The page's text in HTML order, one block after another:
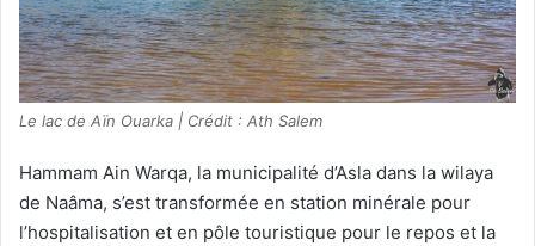
Le lac de Aïn Ouarka | Crédit : Ath Salem
Hammam Ain Warqa, la municipalité d’Asla dans la wilaya
de Naâma, s’est transformée en station minérale pour
l’hospitalisation et en pôle touristique pour le repos et la